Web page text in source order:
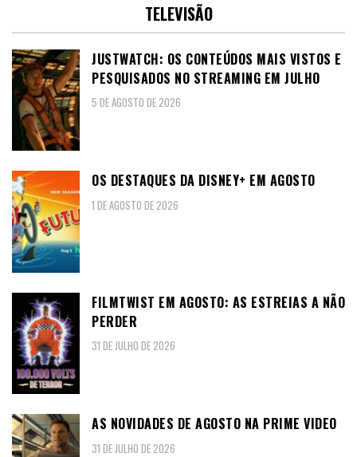
TELEVISÃO
JUSTWATCH: OS CONTEÚDOS MAIS VISTOS E
PESQUISADOS NO STREAMING EM JULHO
5 DE AGOSTO DE 2026
OS DESTAQUES DA DISNEY+ EM AGOSTO
1 DE AGOSTO DE 2026
FILMTWIST EM AGOSTO: AS ESTREIAS A NÃO
PERDER
31 DE JULHO DE 2026
AS NOVIDADES DE AGOSTO NA PRIME VIDEO
31 DE JULHO DE 2026